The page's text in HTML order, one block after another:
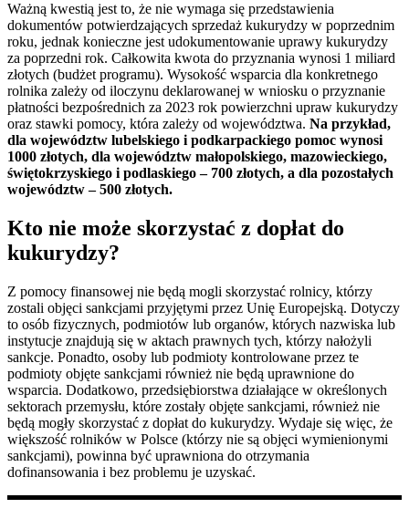
Ważną kwestią jest to, że nie wymaga się przedstawienia
dokumentów potwierdzających sprzedaż kukurydzy w poprzednim
roku, jednak konieczne jest udokumentowanie uprawy kukurydzy
za poprzedni rok. Całkowita kwota do przyznania wynosi 1 miliard
złotych (budżet programu). Wysokość wsparcia dla konkretnego
rolnika zależy od iloczynu deklarowanej w wniosku o przyznanie
płatności bezpośrednich za 2023 rok powierzchni upraw kukurydzy
oraz stawki pomocy, która zależy od województwa. Na przykład,
dla województw lubelskiego i podkarpackiego pomoc wynosi
1000 złotych, dla województw małopolskiego, mazowieckiego,
świętokrzyskiego i podlaskiego – 700 złotych, a dla pozostałych
województw – 500 złotych.
Kto nie może skorzystać z dopłat do
kukurydzy?
Z pomocy finansowej nie będą mogli skorzystać rolnicy, którzy
zostali objęci sankcjami przyjętymi przez Unię Europejską. Dotyczy
to osób fizycznych, podmiotów lub organów, których nazwiska lub
instytucje znajdują się w aktach prawnych tych, którzy nałożyli
sankcje. Ponadto, osoby lub podmioty kontrolowane przez te
podmioty objęte sankcjami również nie będą uprawnione do
wsparcia. Dodatkowo, przedsiębiorstwa działające w określonych
sektorach przemysłu, które zostały objęte sankcjami, również nie
będą mogły skorzystać z dopłat do kukurydzy. Wydaje się więc, że
większość rolników w Polsce (którzy nie są objęci wymienionymi
sankcjami), powinna być uprawniona do otrzymania
dofinansowania i bez problemu je uzyskać.